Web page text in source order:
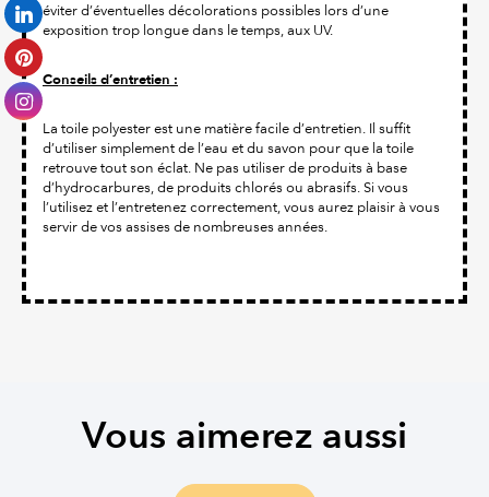
éviter d’éventuelles décolorations possibles lors d’une
exposition trop longue dans le temps, aux UV.
Conseils d’entretien :
La toile polyester est une matière facile d’entretien. Il suffit
d’utiliser simplement de l’eau et du savon pour que la toile
retrouve tout son éclat. Ne pas utiliser de produits à base
d’hydrocarbures, de produits chlorés ou abrasifs. Si vous
l’utilisez et l’entretenez correctement, vous aurez plaisir à vous
servir de vos assises de nombreuses années.
Vous aimerez aussi